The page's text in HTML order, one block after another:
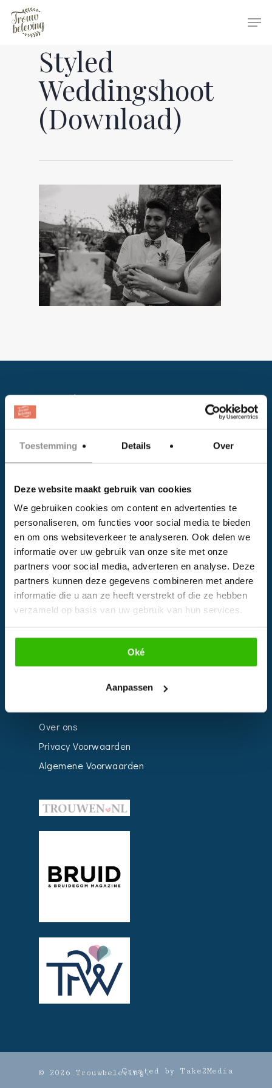
Toestemming Details Over
Deze website maakt gebruik van cookies
We gebruiken cookies om content en advertenties te
personaliseren, om functies voor social media te bieden
en om ons websiteverkeer te analyseren. Ook delen we
informatie over uw gebruik van onze site met onze
partners voor social media, adverteren en analyse. Deze
partners kunnen deze gegevens combineren met andere
informatie die u aan ze heeft verstrekt of die ze hebben
verzameld op basis van uw gebruik van hun services.
Oké
Aanpassen
Hit enter to search or ESC to close
Styled
Weddingshoot
(Download)
Instagram
EVENTS
Bedrijven
Impressie
Weddingplanner
Over ons
Privacy Voorwaarden
Algemene Voorwaarden
© 2026 Trouwbeleving.Created by Take2Media